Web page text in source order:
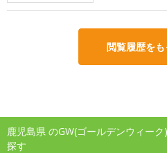
閲覧履歴を
鹿児島県 のGW(ゴールデンウィー
探す